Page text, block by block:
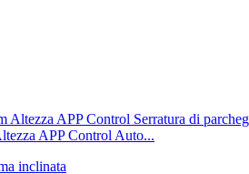
APP Control Auto...